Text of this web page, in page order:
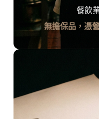
餐飲
無擔保品，憑